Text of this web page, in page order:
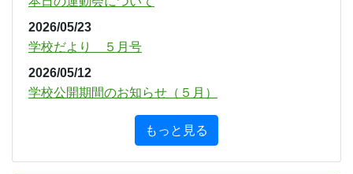
学校からのお知らせ
2026/06/25
海外修学旅行中の３年生の様子について
台風６号接近に伴う学校の対応について
2026/05/30